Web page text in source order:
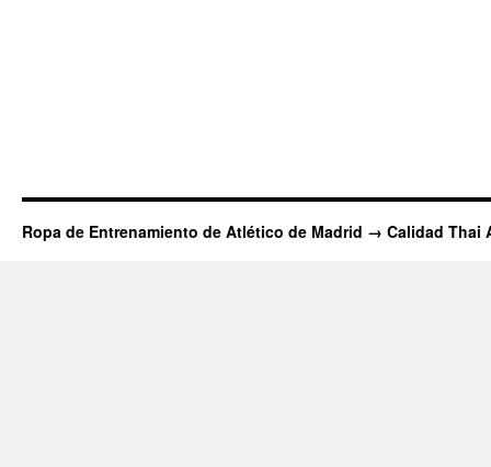
Ropa de Entrenamiento de Atlético de Madrid → Calidad Thai